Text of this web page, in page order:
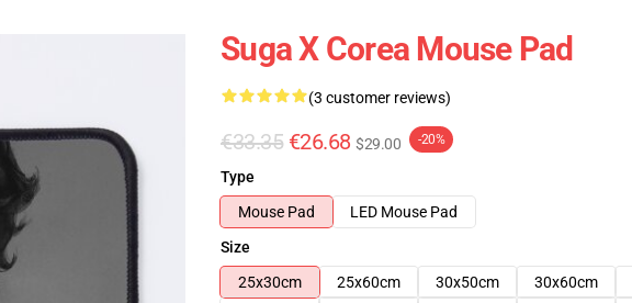
Suga X Corea Mouse Pad
(3 customer reviews)
€33.35 €26.68 $29.00 -20%
Type
Mouse Pad
LED Mouse Pad
Size
25x30cm
25x60cm 30x50cm 30x60cm